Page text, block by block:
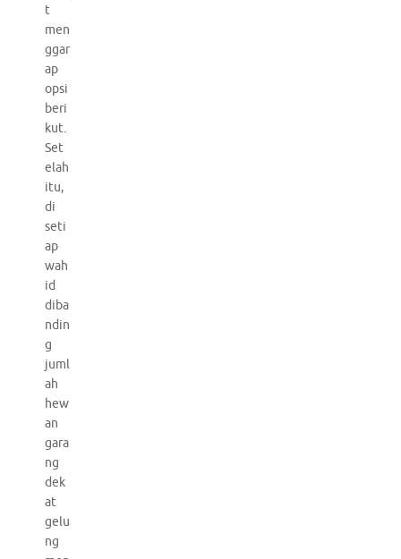
t
men
ggar
ap
opsi
beri
kut.
Set
elah
itu,
di
seti
ap
wah
id
diba
ndin
g
juml
ah
hew
an
gara
ng
dek
at
gelu
ng